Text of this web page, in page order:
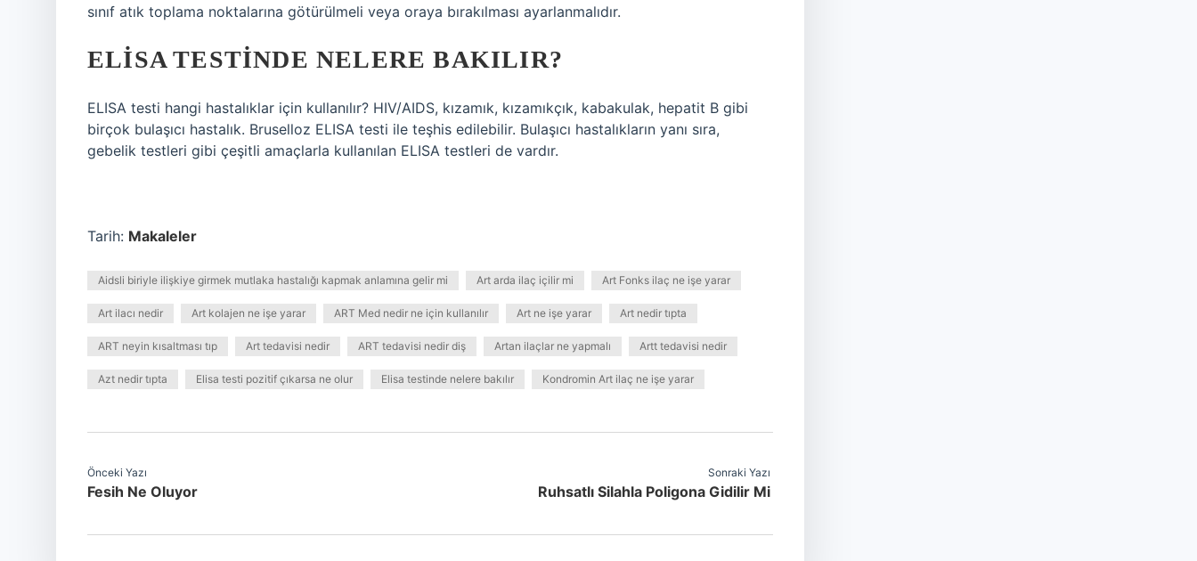
sınıf atık toplama noktalarına götürülmeli veya oraya bırakılması ayarlanmalıdır.
ELISA TESTINDE NELERE BAKILIR?
ELISA testi hangi hastalıklar için kullanılır? HIV/AIDS, kızamık, kızamıkçık, kabakulak, hepatit B gibi
birçok bulaşıcı hastalık. Bruselloz ELISA testi ile teşhis edilebilir. Bulaşıcı hastalıkların yanı sıra,
gebelik testleri gibi çeşitli amaçlarla kullanılan ELISA testleri de vardır.
Tarih: Makaleler
Aidsli biriyle ilişkiye girmek mutlaka hastalığı kapmak anlamına gelir mi Art arda ilaç içilir mi Art Fonks ilaç ne işe yarar
Art ilacı nedir Art kolajen ne işe yarar ART Med nedir ne için kullanılır Art ne işe yarar Art nedir tıpta
ART neyin kısaltması tıp Art tedavisi nedir ART tedavisi nedir diş Artan ilaçlar ne yapmalı Artt tedavisi nedir
Azt nedir tıpta Elisa testi pozitif çıkarsa ne olur Elisa testinde nelere bakılır Kondromin Art ilaç ne işe yarar
Önceki Yazı
Fesih Ne Oluyor
Sonraki Yazı
Ruhsatlı Silahla Poligona Gidilir Mi